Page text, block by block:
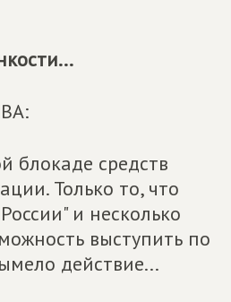
блокаде средств
Только то, что
и несколько
выступить по
действие...